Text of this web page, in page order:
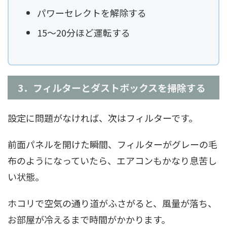
パワーセレクトを解除する
15〜20分ほど運転する
3．フィルターとダストボックスを掃除する
設定に問題がなければ、次はフィルターです。
前面パネルを開けた瞬間、フィルターがグレーの毛
布のようになっていたら、エアコンもかなり息苦し
い状態。
ホコリで空気の通り道がふさがると、風量が落ち、
お部屋が冷えるまで時間がかかります。